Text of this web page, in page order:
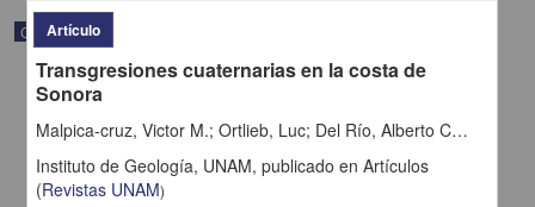
Correspondencia postal
Artículo
Transgresiones cuaternarias en la costa de
Sonora
Malpica-cruz, Victor M.; Ortlieb, Luc; Del Río, Alberto Castro
Instituto de Geología, UNAM, publicado enArtículos
(Revistas UNAM)